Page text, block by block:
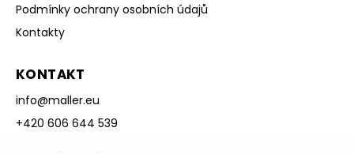
Podmínky ochrany osobních údajů
Kontakty
KONTAKT
info@maller.eu
+420 606 644 539